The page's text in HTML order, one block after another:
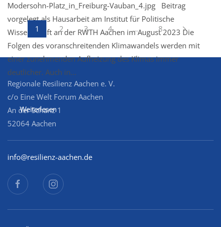
Modersohn-Platz_in_Freiburg-Vauban_4.jpg Beitrag
vorgelegt als Hausarbeit am Institut für Politische
Wissenschaft an der RWTH Aachen im August 2023 Die
Folgen des voranschreitenden Klimawandels werden mit
einer zunehmenden Aufheizung des Klimas immer
deutlicher. Auch in...
Weiterlesen
1 2 3 4 … 8
Regionale Resilienz Aachen e. V.
c/o Eine Welt Forum Aachen
An der Schanz 1
52064 Aachen
info@resilienz-aachen.de